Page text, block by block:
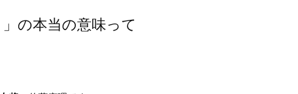
の本当の意味って